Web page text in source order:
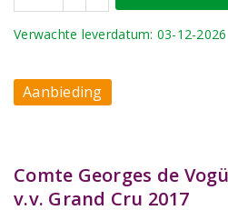
Verwachte leverdatum: 03-12-2026
Aanbieding
Comte Georges de
v.v. Grand Cru 2017